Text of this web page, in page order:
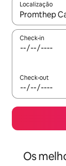
Localização
Quando os
Check-in
Check-out
Os